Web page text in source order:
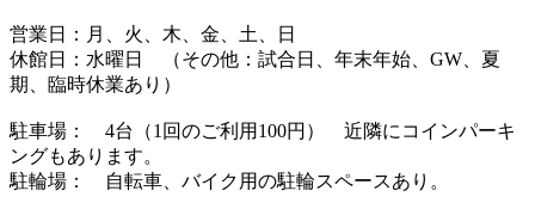
営業日：月、火、木、金、土、日
休館日：水曜日 （その他：試合日、年末年始、GW、夏
期、臨時休業あり）
駐車場： 4台（1回のご利用100円） 近隣にコインパーキ
ングもあります。
駐輪場： 自転車、バイク用の駐輪スペースあり。